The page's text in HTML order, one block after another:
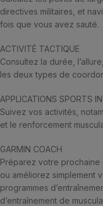
directives militaires, et
fois que vous avez sauté.
ACTIVITÉ TACTIQUE
Consultez la durée,
les deux types de
APPLICATIONS SPORTS
Suivez vos activités,
et le renforcement
GARMIN COACH
Préparez votre
ou améliorez simplement
programmes
d’entraînement de